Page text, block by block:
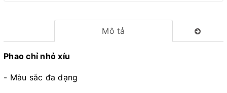
Mô tả
Phao chỉ nhỏ xíu
- Màu sắc đa dạng